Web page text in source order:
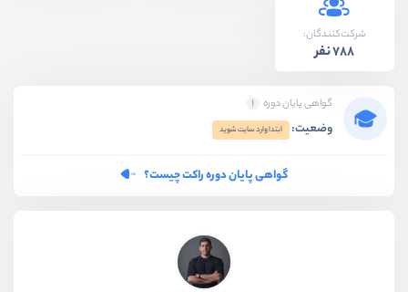
شرکت‌کنندگان:
788 نفر
گواهی پایان دوره
وضعیت: ابتدا وارد سایت شوید
گواهی پایان دوره راکت چیست؟